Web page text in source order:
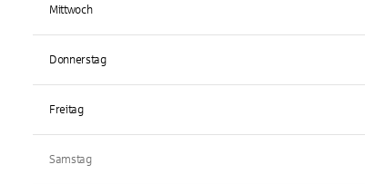
Mittwoch
Donnerstag
Freitag
Samstag